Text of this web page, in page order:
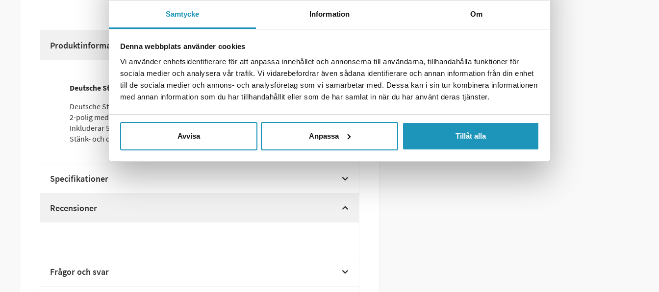
Samtycke Information Om
Denna webbplats använder cookies
Vi använder enhetsidentifierare för att anpassa innehållet och annonserna till användarna, tillhandahålla funktioner för
sociala medier och analysera vår trafik. Vi vidarebefordrar även sådana identifierare och annan information från din enhet
till de sociala medier och annons- och analysföretag som vi samarbetar med. Dessa kan i sin tur kombinera informationen
med annan information som du har tillhandahållit eller som de har samlat in när du har använt deras tjänster.
Avvisa Anpassa Tillåt alla
Produktinformation
Deutsche Stecker plugg med 2×0.75 mm², inkl 500mm Kabel
Deutsche Stecker plugg (DT-kontakt)
2-polig med kabelarea 2×0.75 mm²
Inkluderar 500 mm kabel
Stänk- och dammtät – IP67
Specifikationer
Recensioner
Frågor och svar